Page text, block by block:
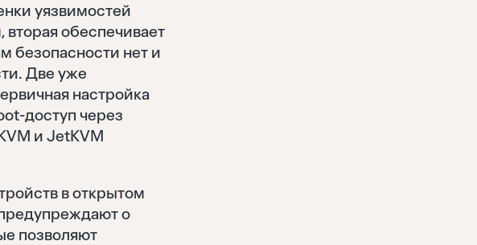
уязвимостей
вторая обеспечивает
безопасности нет и
Две уже
настройка
доступ через
и JetKVM
в открытом
о
позволяют